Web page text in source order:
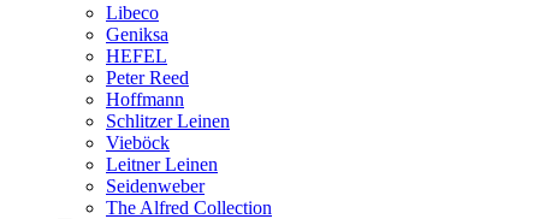
Libeco
Geniksa
HEFEL
Peter Reed
Hoffmann
Schlitzer Leinen
Vieböck
Leitner Leinen
Seidenweber
The Alfred Collection